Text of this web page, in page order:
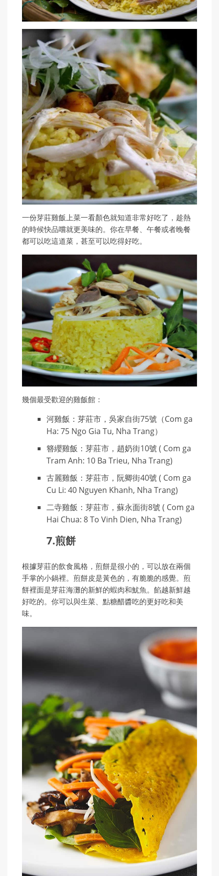
一份芽莊雞飯上菜一看顏色就知道非常好吃了，趁熱
的時候快品嚐就更美味的。你在早餐、午餐或者晚餐
都可以吃這道菜，甚至可以吃得好吃。
幾個最受歡迎的雞飯館：
河雞飯：芽莊市，吳家自街75號（Com ga
Ha: 75 Ngo Gia Tu, Nha Trang）
簪纓雞飯：芽莊市，趙奶街10號 ( Com ga
Tram Anh: 10 Ba Trieu, Nha Trang)
古麗雞飯：芽莊市，阮卿街40號 ( Com ga
Cu Li: 40 Nguyen Khanh, Nha Trang)
二寺雞飯：芽莊市，蘇永面街8號 ( Com ga
Hai Chua: 8 To Vinh Dien, Nha Trang)
7.煎餅
根據芽莊的飲食風格，煎餅是很小的，可以放在兩個
手掌的小鍋裡。煎餅皮是黃色的，有脆脆的感覺。煎
餅裡面是芽莊海灘的新鮮的蝦肉和魷魚。餡越新鮮越
好吃的。你可以與生菜、點糖醋醬吃的更好吃和美
味。